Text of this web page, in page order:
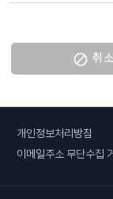
홈페이지
· 개인정보의
- 서비스 제공
금정산 콘텐츠
취 소
개인정보처리방침
이메일주소 무단수집